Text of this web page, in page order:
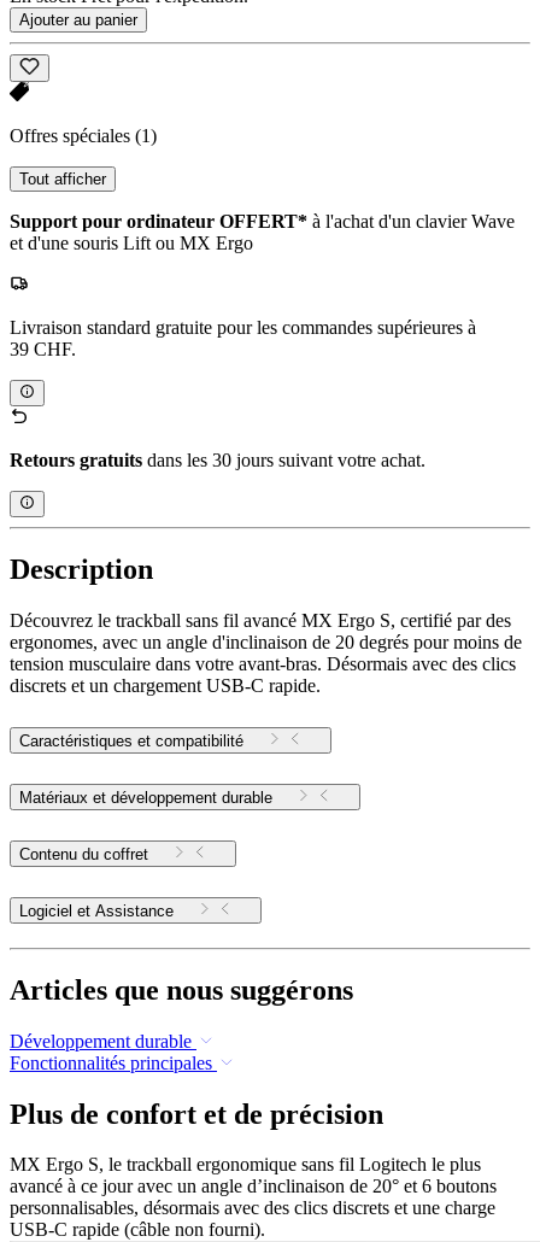
Ajouter au panier
Offres spéciales (1)
Tout afficher
Support pour ordinateur OFFERT* à l'achat d'un clavier Wave
et d'une souris Lift ou MX Ergo
Livraison standard gratuite pour les commandes supérieures à
39 CHF.
Retours gratuits dans les 30 jours suivant votre achat.
Description
Découvrez le trackball sans fil avancé MX Ergo S, certifié par des
ergonomes, avec un angle d'inclinaison de 20 degrés pour moins de
tension musculaire dans votre avant-bras. Désormais avec des clics
discrets et un chargement USB-C rapide.
Caractéristiques et compatibilité
Matériaux et développement durable
Contenu du coffret
Logiciel et Assistance
Articles que nous suggérons
Développement durable
Fonctionnalités principales
Plus de confort et de précision
MX Ergo S, le trackball ergonomique sans fil Logitech le plus
avancé à ce jour avec un angle d’inclinaison de 20° et 6 boutons
personnalisables, désormais avec des clics discrets et une charge
USB-C rapide (câble non fourni).